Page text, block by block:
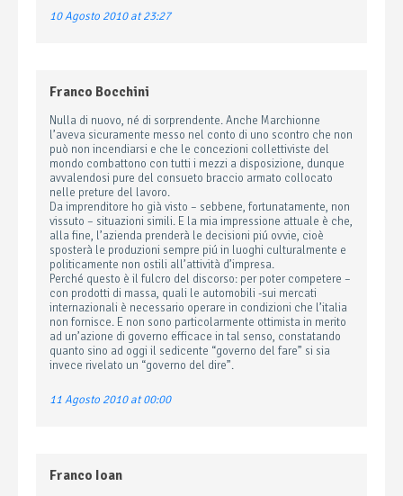
10 Agosto 2010 at 23:27
Franco Bocchini
Nulla di nuovo, né di sorprendente. Anche Marchionne
l’aveva sicuramente messo nel conto di uno scontro che non
può non incendiarsi e che le concezioni collettiviste del
mondo combattono con tutti i mezzi a disposizione, dunque
avvalendosi pure del consueto braccio armato collocato
nelle preture del lavoro.
Da imprenditore ho già visto – sebbene, fortunatamente, non
vissuto – situazioni simili. E la mia impressione attuale è che,
alla fine, l’azienda prenderà le decisioni piú ovvie, cioè
sposterà le produzioni sempre piú in luoghi culturalmente e
politicamente non ostili all’attività d’impresa.
Perché questo è il fulcro del discorso: per poter competere –
con prodotti di massa, quali le automobili -sui mercati
internazionali è necessario operare in condizioni che l’italia
non fornisce. E non sono particolarmente ottimista in merito
ad un’azione di governo efficace in tal senso, constatando
quanto sino ad oggi il sedicente “governo del fare” si sia
invece rivelato un “governo del dire”.
11 Agosto 2010 at 00:00
Franco Ioan